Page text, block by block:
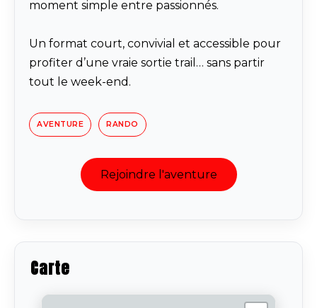
moment simple entre passionnés.
Un format court, convivial et accessible pour
profiter d’une vraie sortie trail… sans partir
tout le week-end.
AVENTURE RANDO
Rejoindre l'aventure
Carte